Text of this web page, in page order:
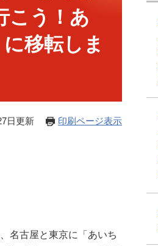
こう！あ
移転しま
日更新 印刷ページ表示
名古屋と東京に「あいち